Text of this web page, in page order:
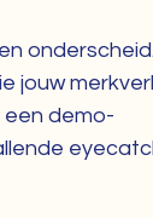
jouw
demo-